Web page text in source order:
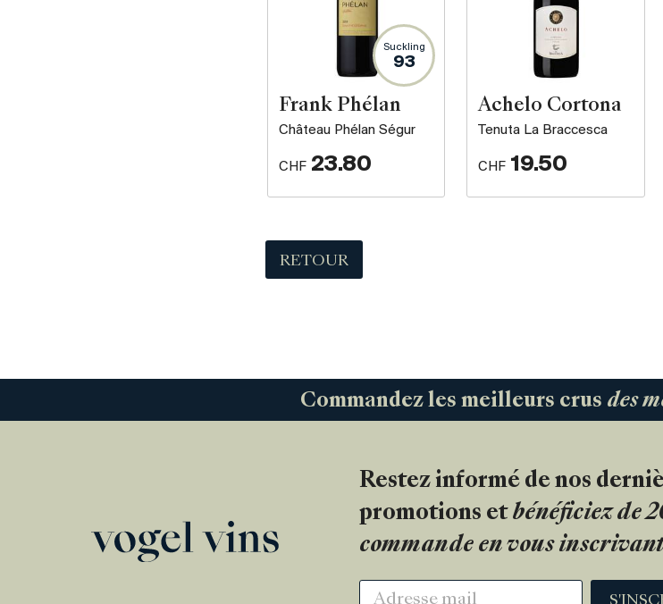
Suckling
93
Frank Phélan
Château Phélan Ségur
CHF 23.80
Achelo Cortona
Tenuta La Braccesca
CHF 19.50
RETOUR
Commandez les meilleurs crus des
Restez informé de nos
promotions et bénéficiez de
commande en vous